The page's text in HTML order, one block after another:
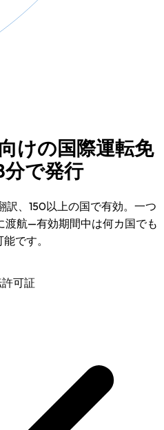
けの国際運転免
で発行
訳、150以上の国で有効。一つ
渡航—有効期間中は何カ国でも
です。
可証